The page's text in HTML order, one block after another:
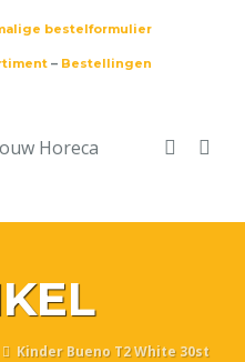
bestelformulier
– Bestellingen
Kinder Bueno T2 White 30st